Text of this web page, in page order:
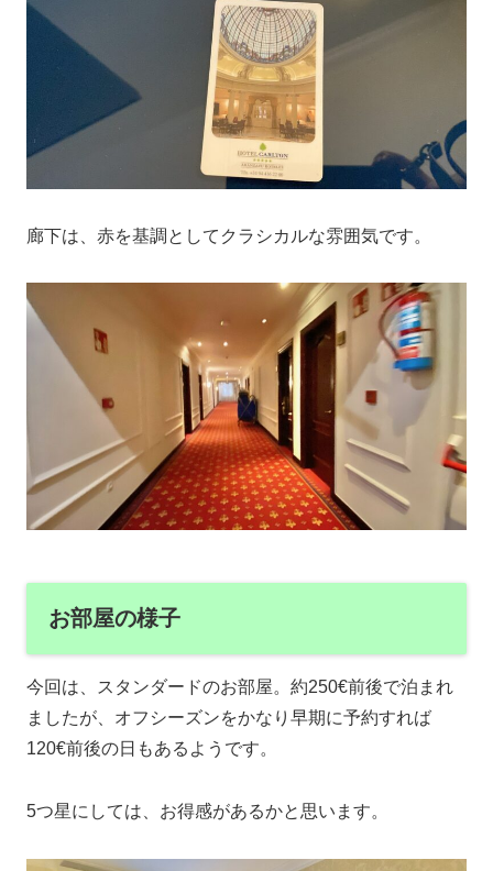
廊下は、赤を基調としてクラシカルな雰囲気です。
お部屋の様子
今回は、スタンダードのお部屋。約250€前後で泊まれ
ましたが、オフシーズンをかなり早期に予約すれば
120€前後の日もあるようです。
5つ星にしては、お得感があるかと思います。